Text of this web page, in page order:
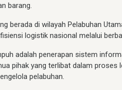
barang.
berada di wilayah Pelabuhan
logistik nasional melalui
adalah penerapan sistem
pihak yang terlibat dalam
pelabuhan.